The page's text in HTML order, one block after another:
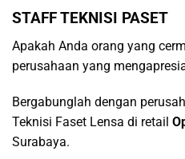
STAFF TEKNISI PASET
Apakah Anda orang yang
perusahaan yang
Bergabunglah dengan
Teknisi Faset Lensa di retail
Surabaya.